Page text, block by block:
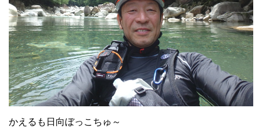
かえるも日向ぼっこちゅ～